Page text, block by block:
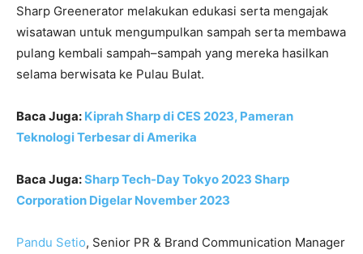
Sharp Greenerator melakukan edukasi serta mengajak
wisatawan untuk mengumpulkan sampah serta membawa
pulang kembali sampah–sampah yang mereka hasilkan
selama berwisata ke Pulau Bulat.
Baca Juga: Kiprah Sharp di CES 2023, Pameran
Teknologi Terbesar di Amerika
Baca Juga:Sharp Tech-Day Tokyo 2023 Sharp
Corporation Digelar November 2023
Pandu Setio, Senior PR & Brand Communication Manager